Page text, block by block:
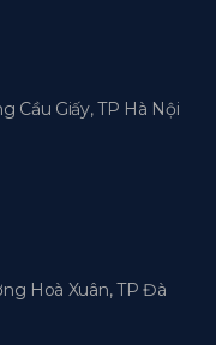
Cầu Giấy, TP Hà Nội
Hoà Xuân, TP Đà